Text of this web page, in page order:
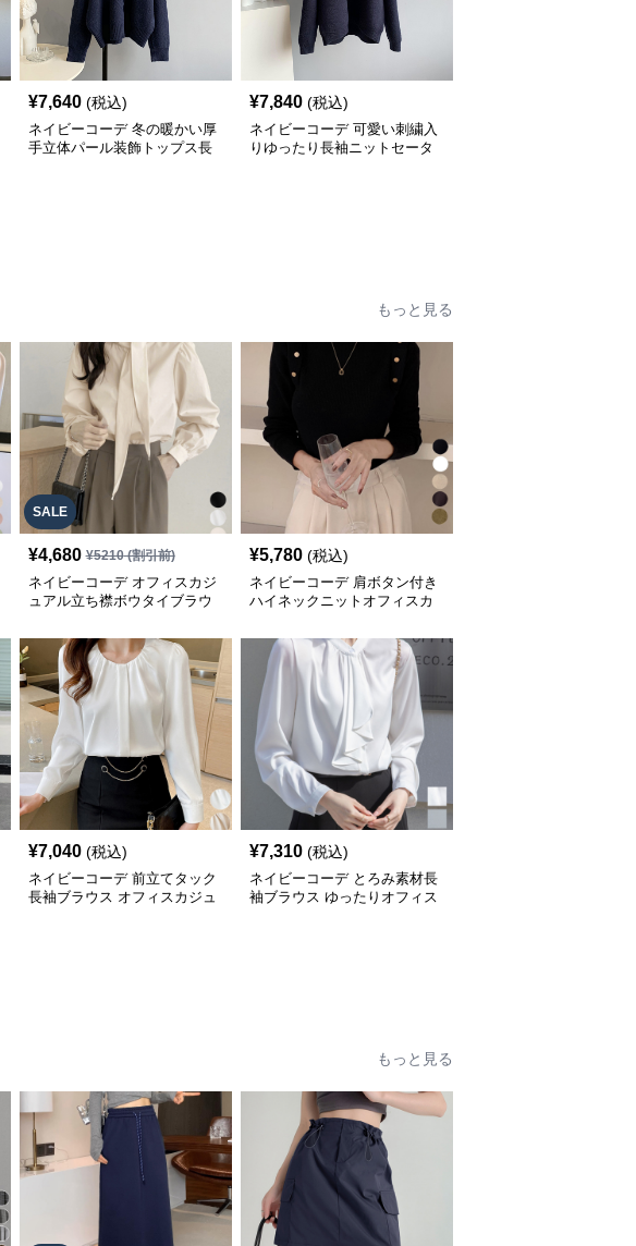
¥7,640 (税込)
ネイビーコーデ 冬の暖かい厚
手立体パール装飾トップス長
¥7,840 (税込)
ネイビーコーデ 可愛い刺繍入
りゆったり長袖ニットセータ
もっと見る
SALE
¥4,680 ¥5210(割引前)
ネイビーコーデ オフィスカジ
ュアル立ち襟ボウタイブラウ
¥5,780 (税込)
ネイビーコーデ 肩ボタン付き
ハイネックニットオフィスカ
¥7,040 (税込)
ネイビーコーデ 前立てタック
長袖ブラウス オフィスカジュ
¥7,310 (税込)
ネイビーコーデ とろみ素材長
袖ブラウス ゆったりオフィス
もっと見る